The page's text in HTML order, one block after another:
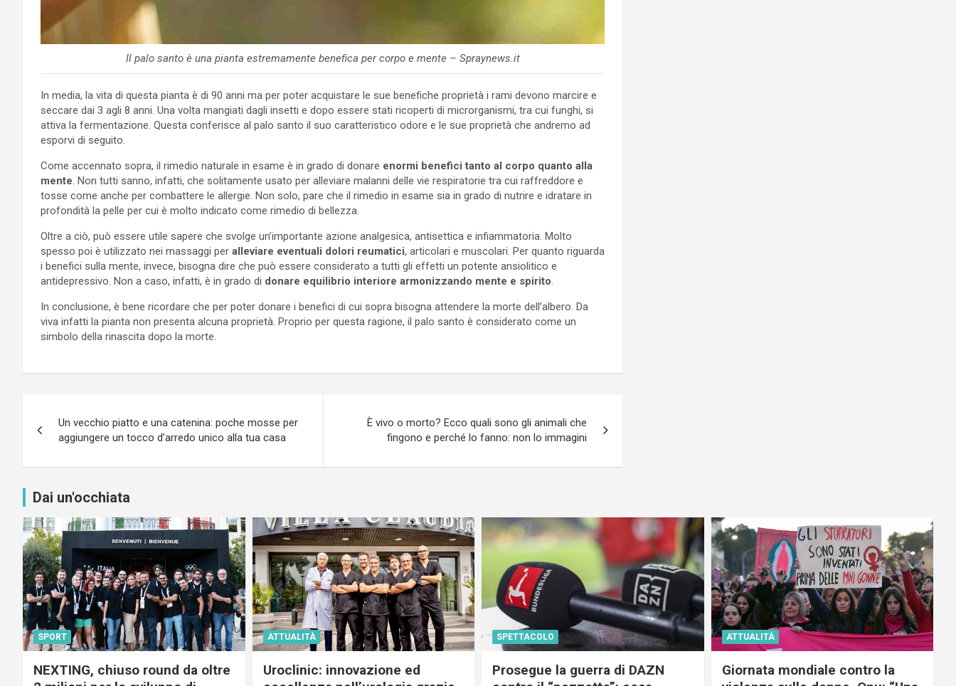
Il palo santo è una pianta estremamente benefica per corpo e mente – Spraynews.it
In media, la vita di questa pianta è di 90 anni ma per poter acquistare le sue benefiche proprietà i rami devono marcire e
seccare dai 3 agli 8 anni. Una volta mangiati dagli insetti e dopo essere stati ricoperti di microrganismi, tra cui funghi, si
attiva la fermentazione. Questa conferisce al palo santo il suo caratteristico odore e le sue proprietà che andremo ad
esporvi di seguito.
Come accennato sopra, il rimedio naturale in esame è in grado di donare enormi benefici tanto al corpo quanto alla
mente. Non tutti sanno, infatti, che solitamente usato per alleviare malanni delle vie respiratorie tra cui raffreddore e
tosse come anche per combattere le allergie. Non solo, pare che il rimedio in esame sia in grado di nutrire e idratare in
profondità la pelle per cui è molto indicato come rimedio di bellezza.
Oltre a ciò, può essere utile sapere che svolge un’importante azione analgesica, antisettica e infiammatoria. Molto
spesso poi è utilizzato nei massaggi per alleviare eventuali dolori reumatici, articolari e muscolari. Per quanto riguarda
i benefici sulla mente, invece, bisogna dire che può essere considerato a tutti gli effetti un potente ansiolitico e
antidepressivo. Non a caso, infatti, è in grado di donare equilibrio interiore armonizzando mente e spirito.
In conclusione, è bene ricordare che per poter donare i benefici di cui sopra bisogna attendere la morte dell’albero. Da
viva infatti la pianta non presenta alcuna proprietà. Proprio per questa ragione, il palo santo è considerato come un
simbolo della rinascita dopo la morte.
articoli
Un vecchio piatto e una catenina: poche mosse per
aggiungere un tocco d’arredo unico alla tua casa
È vivo o morto? Ecco quali sono gli animali che
fingono e perché lo fanno: non lo immagini
Dai un'occhiata
SPORT
NEXTING, chiuso round da oltre
ATTUALITÀ
Uroclinic: innovazione ed
SPETTACOLO
Prosegue la guerra di DAZN
ATTUALITÀ
Giornata mondiale contro la